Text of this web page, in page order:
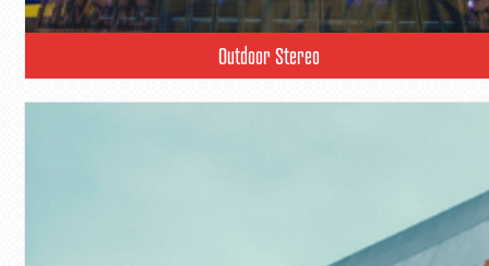
Outdoor Stereo